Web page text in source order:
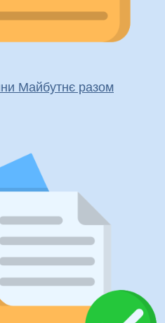
Майбутнє разом